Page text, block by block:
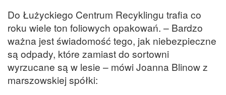
Do Łużyckiego Centrum Recyklingu trafia co
roku wiele ton foliowych opakowań. – Bardzo
ważna jest świadomość tego, jak niebezpieczne
są odpady, które zamiast do sortowni
wyrzucane są w lesie – mówi Joanna Blinow z
marszowskiej spółki: